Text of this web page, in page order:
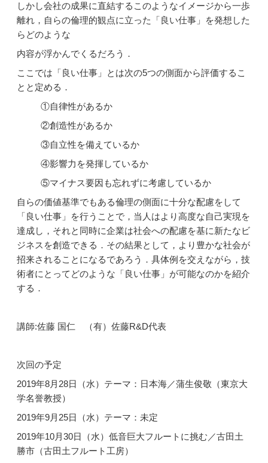
しかし会社の成果に直結するこのようなイメージから一歩
離れ，自らの倫理的観点に立った「良い仕事」を発想した
らどのような
内容が浮かんでくるだろう．
ここでは「良い仕事」とは次の5つの側面から評価するこ
とと定める．
①自律性があるか
②創造性があるか
③自立性を備えているか
④影響力を発揮しているか
⑤マイナス要因も忘れずに考慮しているか
自らの価値基準でもある倫理の側面に十分な配慮をして
「良い仕事」を行うことで，当人はより高度な自己実現を
達成し，それと同時に企業は社会への配慮を基に新たなビ
ジネスを創造できる．その結果として，より豊かな社会が
招来されることになるであろう．具体例を交えながら，技
術者にとってどのような「良い仕事」が可能なのかを紹介
する．
講師:佐藤 国仁 （有）佐藤R&D代表
次回の予定
2019年8月28日（水）テーマ：日本海／蒲生俊敬（東京大
学名誉教授）
2019年9月25日（水）テーマ：未定
2019年10月30日（水）低音巨大フルートに挑む／古田土
勝市（古田土フルート工房）